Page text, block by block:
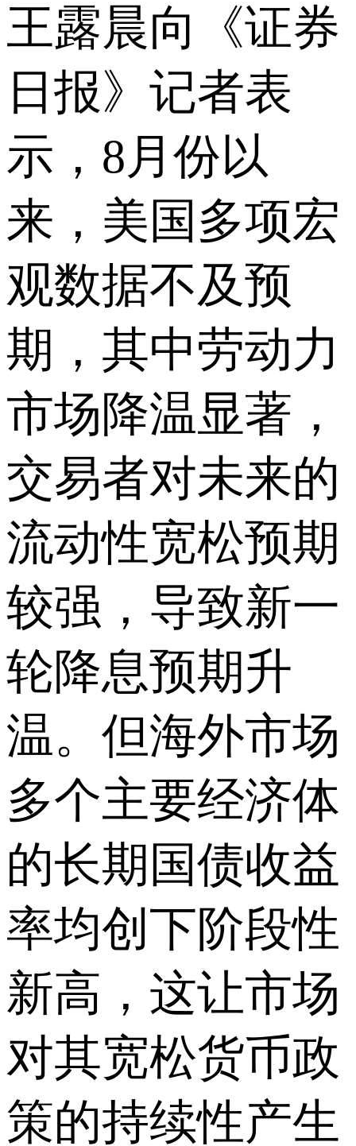
王露晨向《证券
日报》记者表
示，8月份以
来，美国多项宏
观数据不及预
期，其中劳动力
市场降温显著，
交易者对未来的
流动性宽松预期
较强，导致新一
轮降息预期升
温。但海外市场
多个主要经济体
的长期国债收益
率均创下阶段性
新高，这让市场
对其宽松货币政
策的持续性产生